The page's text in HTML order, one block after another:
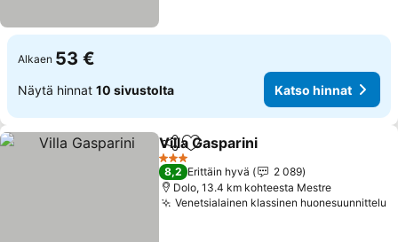
Alkaen 53 €
Näytä hinnat 10 sivustolta Katso hinnat
Jaa Lisää suosikkeihin
Villa Gasparini
3 Tähtiluokitus
8,2 Erittäin hyvä
2 089
Dolo, 13.4 km kohteesta Mestre
Venetsialainen klassinen huonesuunnittelu